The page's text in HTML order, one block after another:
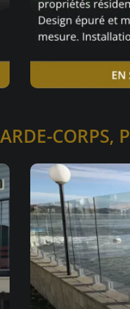
CORPS,